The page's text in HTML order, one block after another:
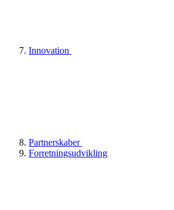
Innovation
Partnerskaber
Forretningsudvikling